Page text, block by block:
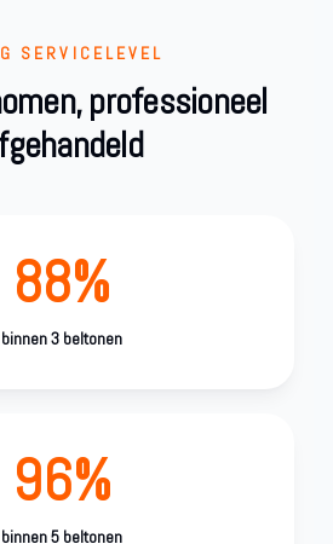
SERVICELEVEL
professioneel
88%
binnen 3 beltonen
96%
binnen 5 beltonen